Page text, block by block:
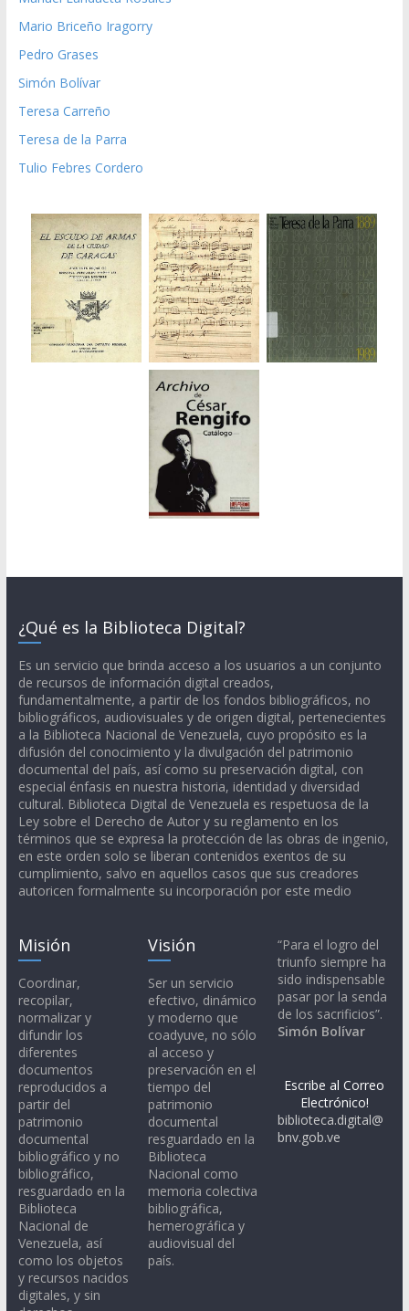
Mario Briceño Iragorry
Pedro Grases
Simón Bolívar
Teresa Carreño
Teresa de la Parra
Tulio Febres Cordero
¿Qué es la Biblioteca Digital?
Es un servicio que brinda acceso a los usuarios a un conjunto
de recursos de información digital creados,
fundamentalmente, a partir de los fondos bibliográficos, no
bibliográficos, audiovisuales y de origen digital, pertenecientes
a la Biblioteca Nacional de Venezuela, cuyo propósito es la
difusión del conocimiento y la divulgación del patrimonio
documental del país, así como su preservación digital, con
especial énfasis en nuestra historia, identidad y diversidad
cultural. Biblioteca Digital de Venezuela es respetuosa de la
Ley sobre el Derecho de Autor y su reglamento en los
términos que se expresa la protección de las obras de ingenio,
en este orden solo se liberan contenidos exentos de su
cumplimiento, salvo en aquellos casos que sus creadores
autoricen formalmente su incorporación por este medio
Misión
Coordinar,
recopilar,
normalizar y
difundir los
diferentes
documentos
reproducidos a
partir del
patrimonio
documental
bibliográfico y no
bibliográfico,
resguardado en la
Biblioteca
Nacional de
Venezuela, así
como los objetos
y recursos nacidos
digitales, y sin
Visión
Ser un servicio
efectivo, dinámico
y moderno que
coadyuve, no sólo
al acceso y
preservación en el
tiempo del
patrimonio
documental
resguardado en la
Biblioteca
Nacional como
memoria colectiva
bibliográfica,
hemerográfica y
audiovisual del
país.
“Para el logro del
triunfo siempre ha
sido indispensable
pasar por la senda
de los sacrificios”.
Simón Bolívar
Escribe al Correo
Electrónico!
biblioteca.digital@
bnv.gob.ve